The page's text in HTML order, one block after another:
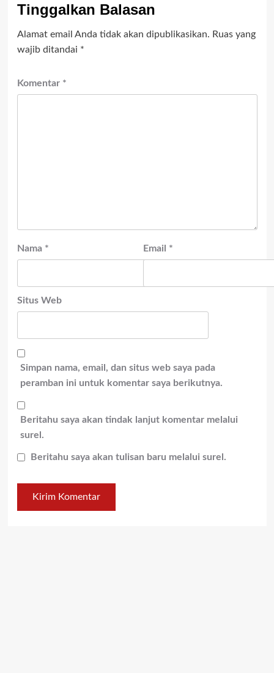
Tinggalkan Balasan
Alamat email Anda tidak akan dipublikasikan. Ruas yang
wajib ditandai *
Komentar *
Nama * Email *
Situs Web
Simpan nama, email, dan situs web saya pada
peramban ini untuk komentar saya berikutnya.
Beritahu saya akan tindak lanjut komentar melalui
surel.
Beritahu saya akan tulisan baru melalui surel.